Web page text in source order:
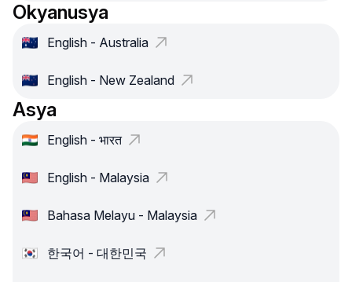
Okyanusya
English - Australia
English - New Zealand
Asya
English - भारत
English - Malaysia
Bahasa Melayu - Malaysia
한국어 - 대한민국